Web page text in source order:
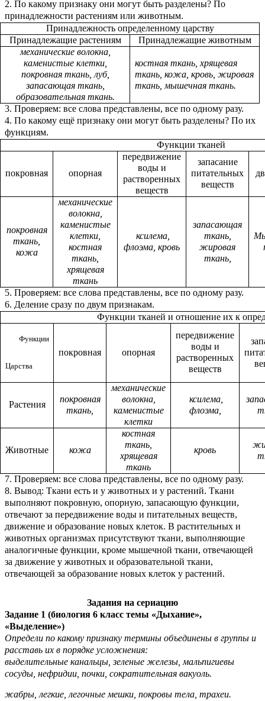
2. По какому признаку они могут быть разделены? По
принадлежности растениям или животным.
Принадлежность определенному царству
Принадлежащие растениям
Принадлежащие животным
механические волокна,
каменистые клетки,
покровная ткань, луб,
запасающая ткань,
образовательная ткань.
костная ткань, хрящевая
ткань, кожа, кровь, жировая
ткань, мышечная ткань.
3. Проверяем: все слова представлены, все по одному разу.
4. По какому ещё признаку они могут быть разделены? По их
функциям.
Функции тканей
покровная опорная
передвижение
воды и
растворенных
веществ
запасание
питательных
веществ
покровная
ткань,
кожа
механические
волокна,
каменистые
клетки,
костная
ткань,
хрящевая
ткань
ксилема,
флоэма, кровь
запасающая
ткань,
жировая
ткань,
5. Проверяем: все слова представлены, все по одному разу.
6. Деление сразу по двум признакам.
Функции тканей и отношение их к
Функции
Царства
покровная опорная
передвижение
воды и
растворенных
веществ
Растения
покровная
ткань,
механические
волокна,
каменистые
клетки
ксилема,
флоэма,
Животные кожа
костная
ткань,
хрящевая
ткань
кровь
7. Проверяем: все слова представлены, все по одному разу.
8. Вывод: Ткани есть и у животных и у растений. Ткани
выполняют покровную, опорную, запасающую функции,
отвечают за передвижение воды и питательных веществ,
движение и образование новых клеток. В растительных и
животных организмах присутствуют ткани, выполняющие
аналогичные функции, кроме мышечной ткани, отвечающей
за движение у животных и образовательной ткани,
отвечающей за образование новых клеток у растений.
Задания на сериацию
Задание 1 (биология 6 класс темы «Дыхание»,
«Выделение»)
Определи по какому признаку термины объединены в группы и
расставь их в порядке усложнения:
выделительные канальцы, зеленые железы, мальпигиевы
сосуды, нефридии, почки, сократительная вакуоль.
жабры, легкие, легочные мешки, покровы тела, трахеи.